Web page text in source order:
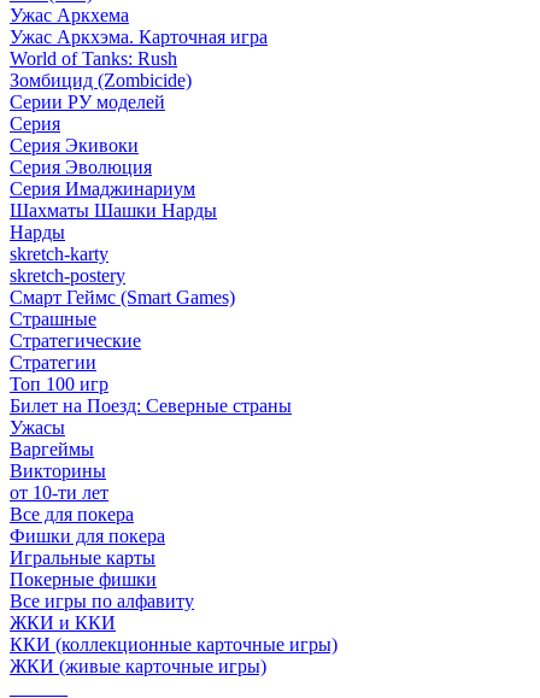
Ужас Аркхема
Ужас Аркхэма. Карточная игра
World of Tanks: Rush
Зомбицид (Zombicide)
Серии РУ моделей
Серия
Серия Экивоки
Серия Эволюция
Серия Имаджинариум
Шахматы Шашки Нарды
Нарды
skretch-karty
skretch-postery
Смарт Геймс (Smart Games)
Страшные
Стратегические
Стратегии
Топ 100 игр
Билет на Поезд: Северные страны
Ужасы
Варгеймы
Викторины
от 10-ти лет
Все для покера
Фишки для покера
Игральные карты
Покерные фишки
Все игры по алфавиту
ЖКИ и ККИ
ККИ (коллекционные карточные игры)
ЖКИ (живые карточные игры)